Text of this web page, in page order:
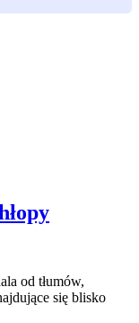
od tłumów,
się blisko